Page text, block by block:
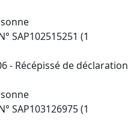
SAP102515251 (1
- Récépissé de déclaration
SAP103126975 (1